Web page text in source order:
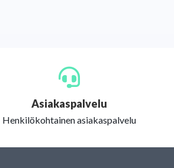
Asiakaspalvelu
Henkilökohtainen asiakaspalvelu